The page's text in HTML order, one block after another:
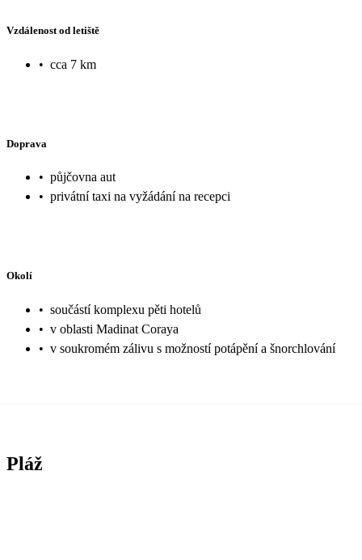
Vzdálenost od letiště
• cca 7 km
Doprava
• půjčovna aut
• privátní taxi na vyžádání na recepci
Okolí
• součástí komplexu pěti hotelů
• v oblasti Madinat Coraya
• v soukromém zálivu s možností potápění a šnorchlování
Pláž